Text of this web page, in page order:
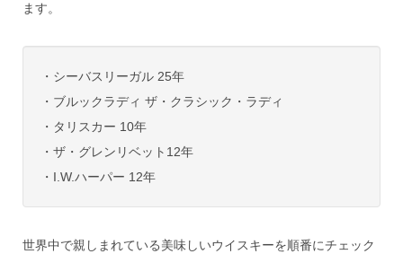
ます。
・シーバスリーガル 25年
・ブルックラディ ザ・クラシック・ラディ
・タリスカー 10年
・ザ・グレンリベット12年
・I.W.ハーパー 12年
世界中で親しまれている美味しいウイスキーを順番にチェック